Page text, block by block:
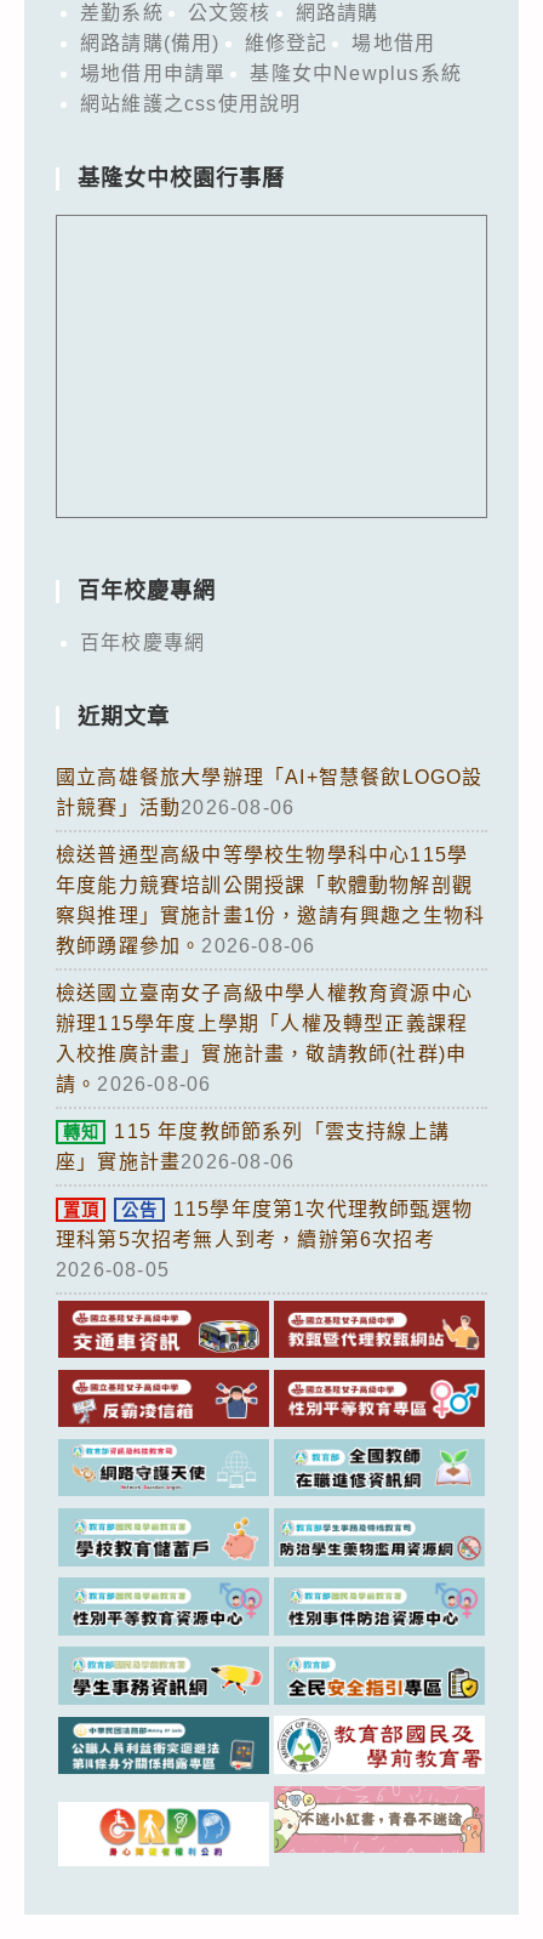
差勤系統 公文簽核
網路請購
網路請購(備用)
維修登記
場地借用
場地借用申請單
基隆女中Newplus系統
網站維護之css使用說明
基隆女中校園行事曆
百年校慶專網
百年校慶專網
近期文章
國立高雄餐旅大學辦理「AI+智慧餐飲LOGO設
計競賽」活動2026-08-06
檢送普通型高級中等學校生物學科中心115學
年度能力競賽培訓公開授課「軟體動物解剖觀
察與推理」實施計畫1份，邀請有興趣之生物科
教師踴躍參加。 2026-08-06
檢送國立臺南女子高級中學人權教育資源中心
辦理115學年度上學期「人權及轉型正義課程
入校推廣計畫」實施計畫，敬請教師(社群)申
請。 2026-08-06
轉知
115 年度教師節系列「雲支持線上講
座」實施計畫2026-08-06
置頂 公告
115學年度第1次代理教師甄選物
理科第5次招考無人到考，續辦第6次招考
2026-08-05